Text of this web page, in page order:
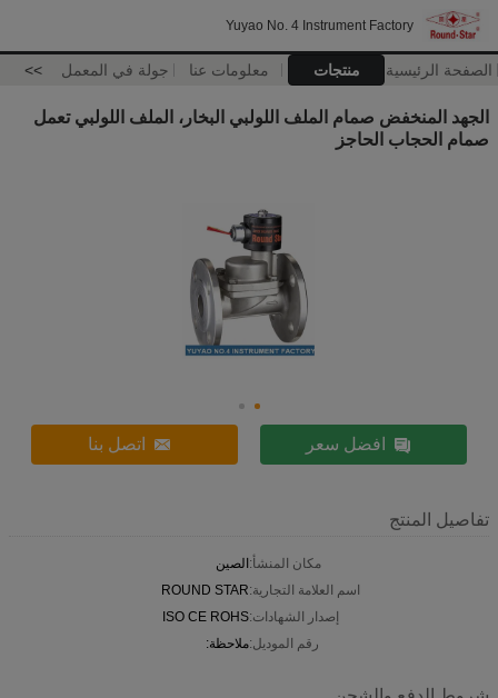
Yuyao No. 4 Instrument Factory
الصفحة الرئيسية منتجات معلومات عنا جولة في المعمل >>
الجهد المنخفض صمام الملف اللولبي البخار، الملف اللولبي تعمل
صمام الحجاب الحاجز
افضل سعر اتصل بنا
تفاصيل المنتج
مكان المنشأ:الصين
اسم العلامة التجارية:ROUND STAR
إصدار الشهادات:ISO CE ROHS
رقم الموديل:ملاحظة: